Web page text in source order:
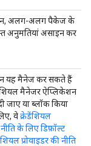
अलग-अलग पैकेज के
अनुमतियां असाइन कर
यह मैनेज कर सकते हैं
मैनेजर ऐप्लिकेशन
जाए या ब्लॉक किया
वेक्रेडेंशियल
नीति के लिए डिफ़ॉल्ट
प्रोवाइडर की नीति